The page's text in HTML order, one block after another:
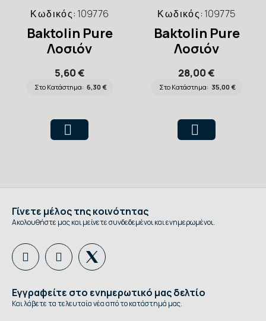
Κωδικός: 109776
Baktolin Pure
Λοσιόν
Πλυσίματος 1Lt
5,60 €
Στο Κατάστημα: 6,30 €
Κωδικός: 109775
Baktolin Pure
Λοσιόν
Πλυσίματος 5Lt
28,00 €
Στο Κατάστημα: 35,00 €
Γίνετε μέλος της κοινότητας
Ακολουθήστε μας και μείνετε συνδεδεμένοι και ενημερωμένοι.
Εγγραφείτε στο ενημερωτικό μας δελτίο
Και λάβετε τα τελευταία νέα από το κατάστημά μας.